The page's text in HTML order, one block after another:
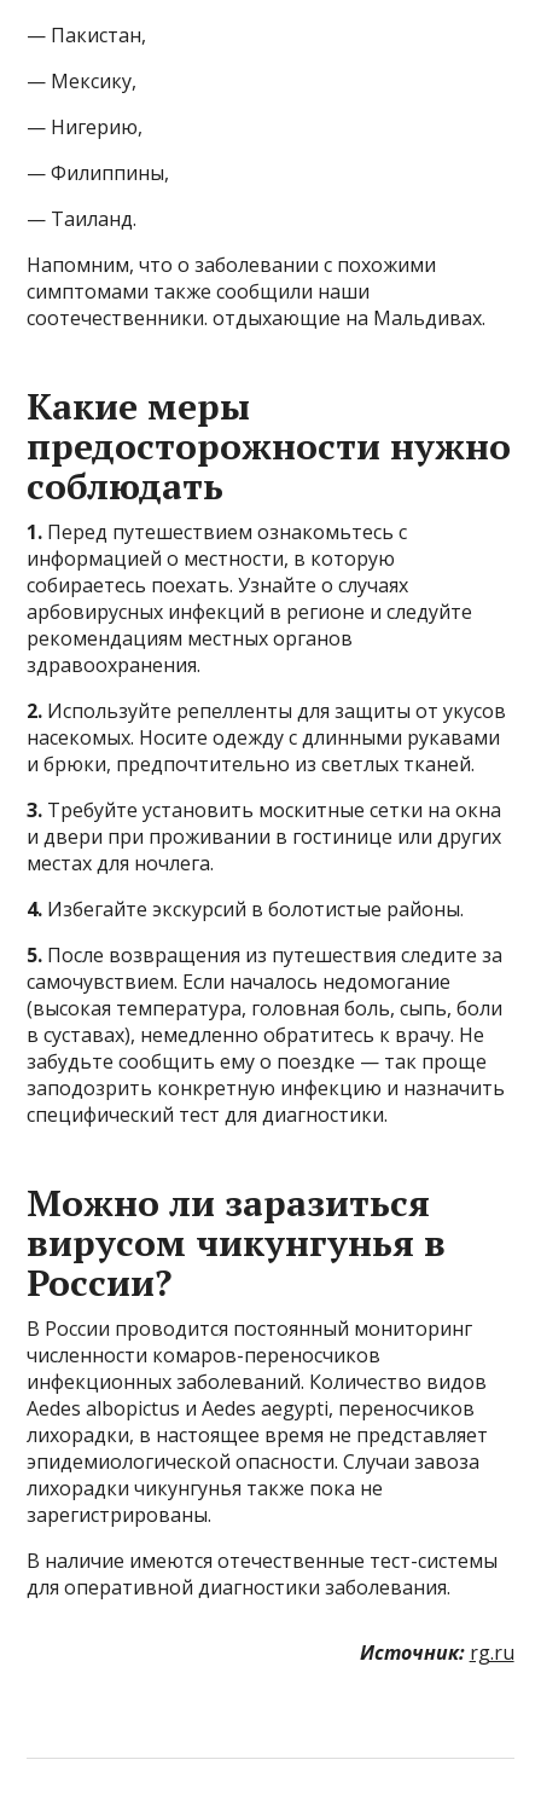
— Пакистан,
— Мексику,
— Нигерию,
— Филиппины,
— Таиланд.
Напомним, что о заболевании с похожими
симптомами также сообщили наши
соотечественники. отдыхающие на Мальдивах.
Какие меры
предосторожности нужно
соблюдать
1. Перед путешествием ознакомьтесь с
информацией о местности, в которую
собираетесь поехать. Узнайте о случаях
арбовирусных инфекций в регионе и следуйте
рекомендациям местных органов
здравоохранения.
2. Используйте репелленты для защиты от укусов
насекомых. Носите одежду с длинными рукавами
и брюки, предпочтительно из светлых тканей.
3. Требуйте установить москитные сетки на окна
и двери при проживании в гостинице или других
местах для ночлега.
4. Избегайте экскурсий в болотистые районы.
5. После возвращения из путешествия следите за
самочувствием. Если началось недомогание
(высокая температура, головная боль, сыпь, боли
в суставах), немедленно обратитесь к врачу. Не
забудьте сообщить ему о поездке — так проще
заподозрить конкретную инфекцию и назначить
специфический тест для диагностики.
Можно ли заразиться
вирусом чикунгунья в
России?
В России проводится постоянный мониторинг
численности комаров-переносчиков
инфекционных заболеваний. Количество видов
Aedes albopictus и Aedes aegypti, переносчиков
лихорадки, в настоящее время не представляет
эпидемиологической опасности. Случаи завоза
лихорадки чикунгунья также пока не
зарегистрированы.
В наличие имеются отечественные тест-системы
для оперативной диагностики заболевания.
Источник: rg.ru